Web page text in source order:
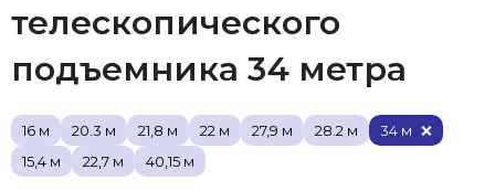
телескопического
подъемника 34 метра
16 м 20.3 м 21,8 м 22 м 27,9 м 28.2 м
34 м
15,4 м
22,7 м 40,15 м